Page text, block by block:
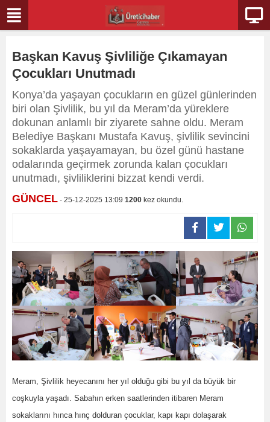
Başkan Kavuş Şivliliğe Çıkamayan
Çocukları Unutmadı
Konya’da yaşayan çocukların en güzel günlerinden
biri olan Şivlilik, bu yıl da Meram’da yüreklere
dokunan anlamlı bir ziyarete sahne oldu. Meram
Belediye Başkanı Mustafa Kavuş, şivlilik sevincini
sokaklarda yaşayamayan, bu özel günü hastane
odalarında geçirmek zorunda kalan çocukları
unutmadı, şivliliklerini bizzat kendi verdi.
GÜNCEL - 25-12-2025 13:09 1200 kez okundu.
Meram, Şivlilik heyecanını her yıl olduğu gibi bu yıl da büyük bir
coşkuyla yaşadı. Sabahın erken saatlerinden itibaren Meram
sokaklarını hınca hınç dolduran çocuklar, kapı kapı dolaşarak